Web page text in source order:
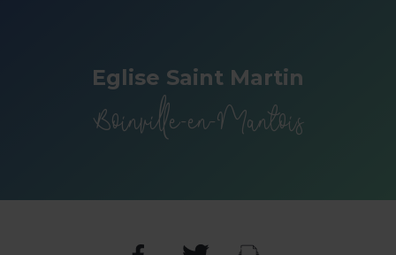
Eglise Saint Martin
Boinville-en-Mantois